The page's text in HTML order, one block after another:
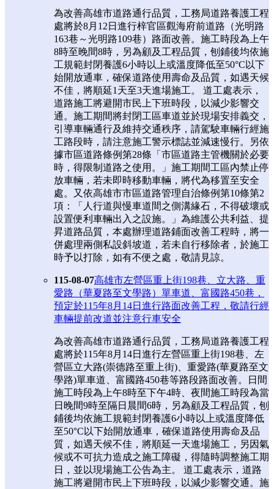
為改善高雄市道路通行品質，工務局道路養護工程
處將於8月12日進行梓官區觀海府前道路（光明路
163巷～光明路109巷）路面改善。施工時段為上午
8時至晚間8時，另為顧及工程品質，刨鋪後均依施
工規範封閉養護6小時以上或溫度降低至50°C以下
始開放通車，確保道路使用壽命及品質，如遇天候
不佳，將順延1天至3天進場施工。 道工處表示，
道路施工將避開市民上下班時段，以減少影響交
通。施工期間將封閉工區車道並於現場安排義交，
引導車輛通行及維持交通秩序，請駕駛車輛行經施
工路段時，請注意施工警示標誌並減速慢行。另依
據市區道路條例第28條「市區道路主管機關於必要
時，得限制道路之使用。」施工期間工區內禁止停
放車輛，若未即時移動車輛，將代為移置至安全
處。又依高雄市市區道路管理自治條例第10條第2
項：「人行道與慢車道間之側溝緣石，不得破壞或
設置便利車輛出入之設施。」為維護公共利益、提
昇道路品質，本處辦理道路鋪面改善工程時，將一
併處理兩側私設斜坡道，若未自行移除者，於施工
時予以打除，如有不便之處，敬請見諒。
115-08-07高雄市左營區重上街198巷、立大路、重
愛路（華夏路至文學路）單車道、富國路450巷，
預定於115年8月14日進行路面改善工程，敬請行經
車輛提前改道並注意行車安全
為改善高雄市道路通行品質，工務局道路養護工程
處將於115年8月14日進行左營區重上街198巷、左
營區立大路(崇德路至重上街)、重愛路(華夏路至文
學路)單車道、富國路450巷等路段路面改善。日間
施工時段為上午8時至下午4時、夜間施工時段為當
日晚間9時至隔日晨間6時，另為顧及工程品質，刨
鋪後均依施工規範封閉養護6小時以上或溫度降低
至50°C以下始開放通車，確保道路使用壽命及品
質，如遇天候不佳，將順延一天進場施工，另因氣
候或不可抗力造成之施工障礙，得隨時調整施工期
日，並以現場施工公告為主。 道工處表示，道路
施工將避開市民上下班時段，以減少影響交通。施